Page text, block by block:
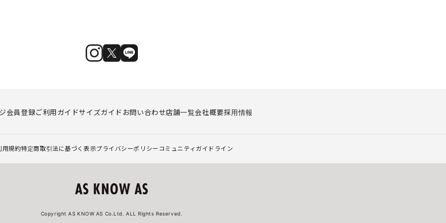
会員登録ご利用ガイドサイズガイド お問い合わせ店舗一覧会社概要採用情報
用規約特定商取引法に基づく表示プライバシーポリシー コミュニティガイドライン
Copyright AS KNOW AS Co.Ltd. ALL Rights Reserved.